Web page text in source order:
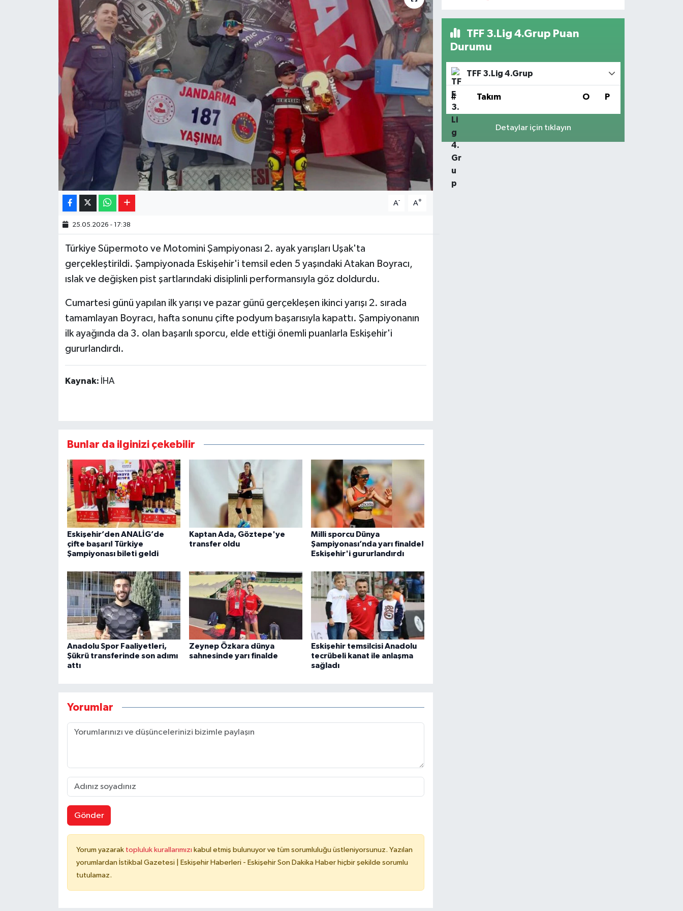
A- A+
25.05.2026 - 17:38
Türkiye Süpermoto ve Motomini Şampiyonası 2. ayak yarışları Uşak'ta
gerçekleştirildi. Şampiyonada Eskişehir'i temsil eden 5 yaşındaki Atakan Boyracı,
ıslak ve değişken pist şartlarındaki disiplinli performansıyla göz doldurdu.
Cumartesi günü yapılan ilk yarışı ve pazar günü gerçekleşen ikinci yarışı 2. sırada
tamamlayan Boyracı, hafta sonunu çifte podyum başarısıyla kapattı. Şampiyonanın
ilk ayağında da 3. olan başarılı sporcu, elde ettiği önemli puanlarla Eskişehir'i
gururlandırdı.
Kaynak: İHA
Bunlar da ilginizi çekebilir
Eskişehir’den ANALİG’de
çifte başarı! Türkiye
Şampiyonası bileti geldi
Kaptan Ada, Göztepe'ye
transfer oldu
Milli sporcu Dünya
Şampiyonası’nda yarı finalde!
Eskişehir'i gururlandırdı
Anadolu Spor Faaliyetleri,
Şükrü transferinde son adımı
attı
Zeynep Özkara dünya
sahnesinde yarı finalde
Eskişehir temsilcisi Anadolu
tecrübeli kanat ile anlaşma
sağladı
Yorumlar
Gönder
Yorum yazarak topluluk kurallarımızı kabul etmiş bulunuyor ve tüm sorumluluğu üstleniyorsunuz. Yazılan
yorumlardan İstikbal Gazetesi | Eskişehir Haberleri - Eskişehir Son Dakika Haber hiçbir şekilde sorumlu
tutulamaz.
TFF 3.Lig 4.Grup Puan
Durumu
TFF 3.Lig 4.Grup
# Takım O P
Detaylar için tıklayın
Resmi ilanlar